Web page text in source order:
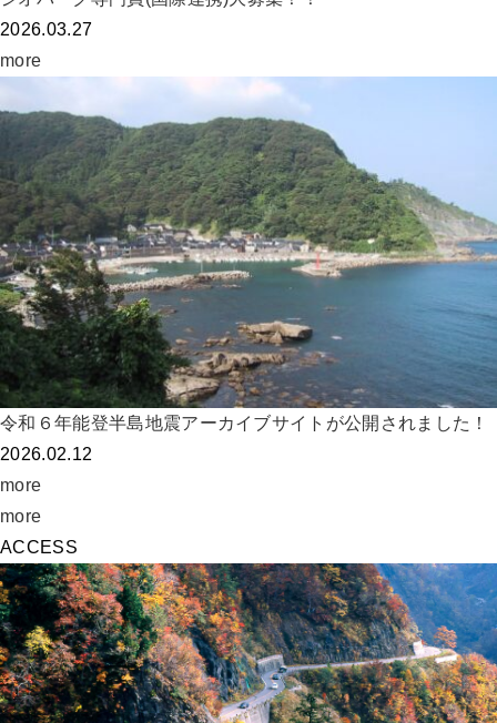
2026.03.27
more
令和６年能登半島地震アーカイブサイトが公開されました！
2026.02.12
more
more
ACCESS